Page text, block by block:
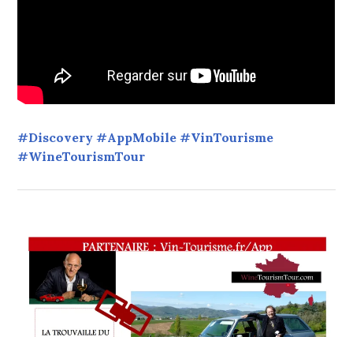
#Discovery #AppMobile #VinTourisme
#WineTourismTour